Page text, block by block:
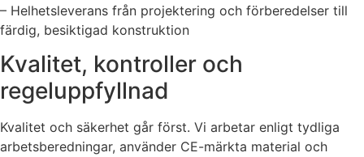
– Helhetsleverans från projektering och förberedelser till
färdig, besiktigad konstruktion
Kvalitet, kontroller och
regeluppfyllnad
Kvalitet och säkerhet går först. Vi arbetar enligt tydliga
arbetsberedningar, använder CE-märkta material och